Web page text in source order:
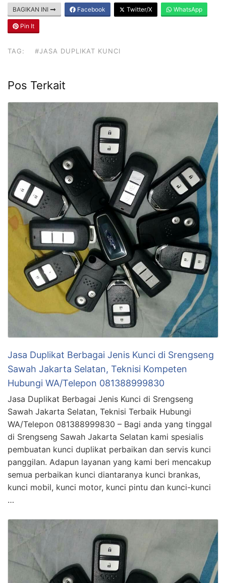
BAGIKAN INI Facebook Twitter/X WhatsApp
Pin It
TAG: #JASA DUPLIKAT KUNCI
Pos Terkait
Jasa Duplikat Berbagai Jenis Kunci di Srengseng
Sawah Jakarta Selatan, Teknisi Kompeten
Hubungi WA/Telepon 081388999830
Jasa Duplikat Berbagai Jenis Kunci di Srengseng
Sawah Jakarta Selatan, Teknisi Terbaik Hubungi
WA/Telepon 081388999830 – Bagi anda yang tinggal
di Srengseng Sawah Jakarta Selatan kami spesialis
pembuatan kunci duplikat perbaikan dan servis kunci
panggilan. Adapun layanan yang kami beri mencakup
semua perbaikan kunci diantaranya kunci brankas,
kunci mobil, kunci motor, kunci pintu dan kunci-kunci
…